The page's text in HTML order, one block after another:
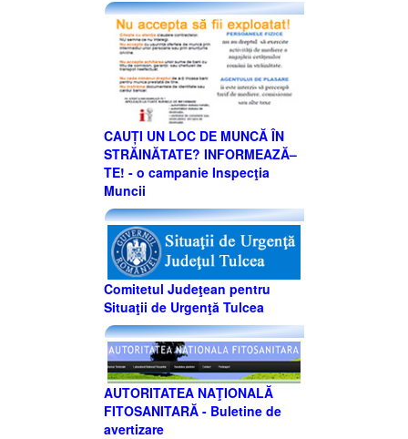
CAUȚI UN LOC DE MUNCĂ ÎN
STRĂINĂTATE? INFORMEAZĂ–
TE! - o campanie Inspecţia
Muncii
Comitetul Judeţean pentru
Situaţii de Urgenţă Tulcea
AUTORITATEA NAŢIONALĂ
FITOSANITARĂ - Buletine de
avertizare